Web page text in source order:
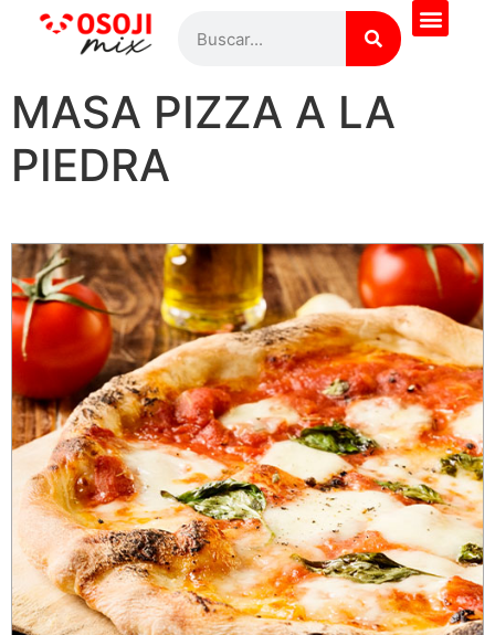
MASA PIZZA A LA
PIEDRA